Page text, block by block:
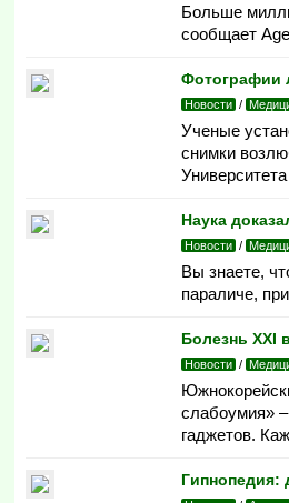
Больше
сообщает
Фотографии
Новости /
Ученые
снимки
Наука
Новости /
Вы знаете,
параличе,
Болезнь XXI
Новости /
слабоумия»
гаджетов.
Гипнопедия: